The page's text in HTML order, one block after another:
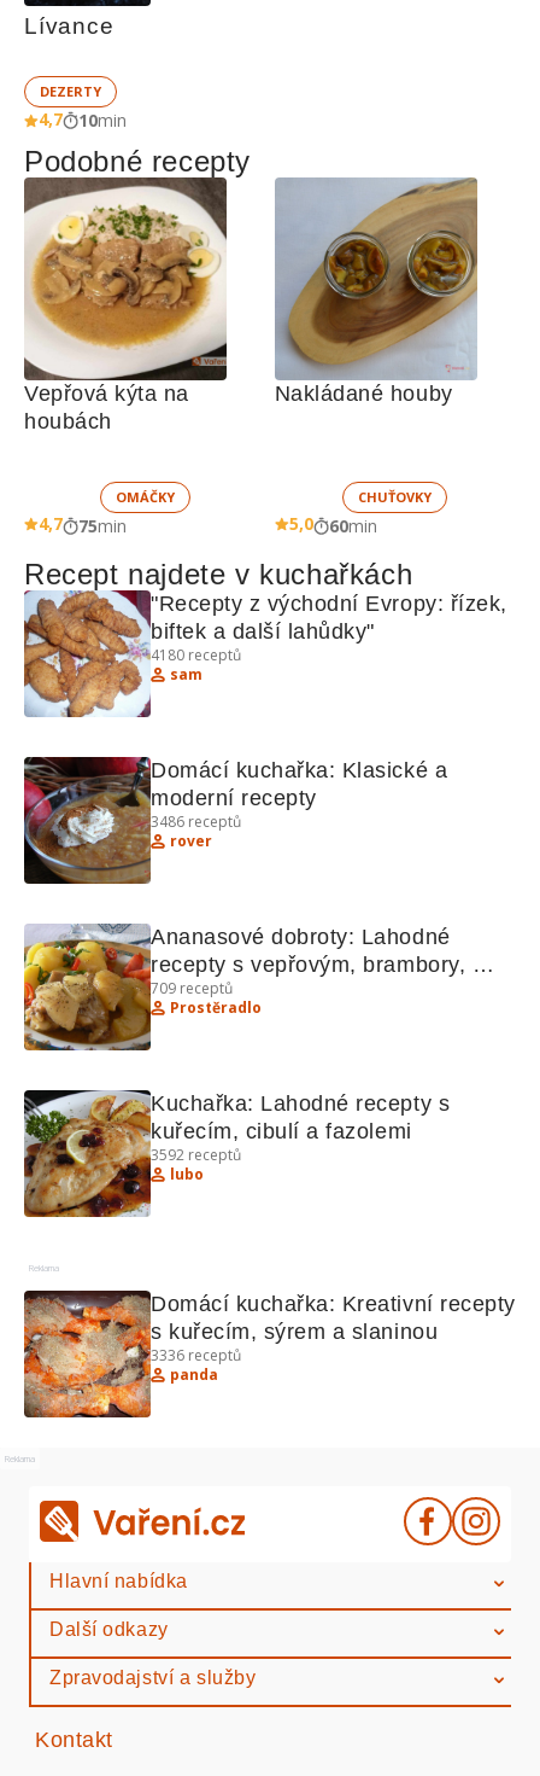
Lívance
DEZERTY
4,7 10min
Podobné recepty
Vepřová kýta na
houbách
OMÁČKY
4,7 75min
Nakládané houby
CHUŤOVKY
5,0 60min
Recept najdete v kuchařkách
"Recepty z východní Evropy: řízek,
biftek a další lahůdky"
4180 receptů
sam
Domácí kuchařka: Klasické a
moderní recepty
3486 receptů
rover
Ananasové dobroty: Lahodné
recepty s vepřovým, brambory,
perníkem a dalšími lahůdkami
709 receptů
Prostěradlo
Kuchařka: Lahodné recepty s
kuřecím, cibulí a fazolemi
3592 receptů
lubo
Reklama
Domácí kuchařka: Kreativní recepty
s kuřecím, sýrem a slaninou
3336 receptů
panda
Reklama
Hlavní nabídka
Další odkazy
Zpravodajství a služby
Kontakt